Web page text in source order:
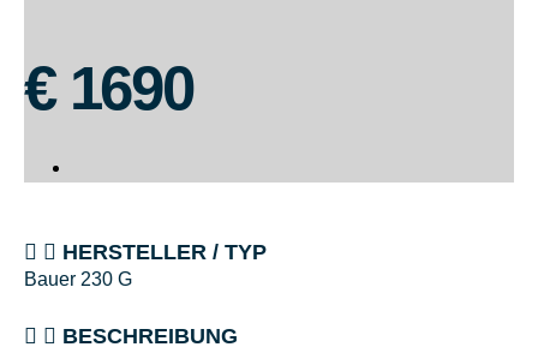
€ 1690
HERSTELLER / TYP
Bauer 230 G
BESCHREIBUNG